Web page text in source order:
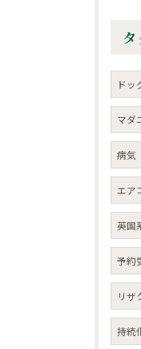
ドッ
マダ
病気
エア
英国
予約
リザ
持続